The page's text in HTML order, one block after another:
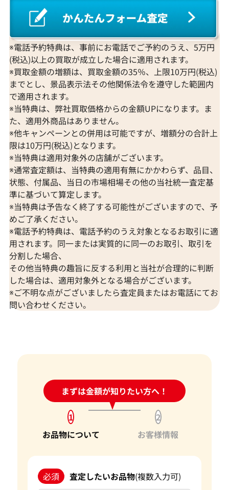
2024年3月24日時点 2023年9月24日
K18 ルビー・エメラルド・ダイヤモンド
ブローチ
参考買取価格
ASK
2021年11月12日時点
K18 ルビー・ダ
参考買取価格
2023年6月24日
K18 ルビー・ダイヤモンド ブローチ
参考買取価格
K18 ダイヤモン
参考買取価格
ASK
プラチナ 買取
プラチナインゴット 買取
Pt1000 買取
Pt950 買取
Pt900 買取
Pt850 買取
Pt&Pm 買取
銀･シルバー 買取
パラジウム 買取
ヴァシュロン・コンスタンタン 買取
A. ランゲ&
ゾーネ 買取
パネライ 買取
ブルガリ 買取
フランク ミュラー 買取
IWC 買取
買取可能な商品をもっと見る
※電話予約特典は、事前にお電話でご予約のうえ、5万円
(税込)以上の買取が成立した場合に適用されます。
※買取金額の増額は、買取金額の35％、上限10万円(税込)
までとし、景品表示法その他関係法令を遵守した範囲内
で適用されます。
※当特典は、弊社買取価格からの金額UPになります。ま
た、適用外商品はありません。
※他キャンペーンとの併用は可能ですが、増額分の合計上
限は10万円(税込)となります。
※当特典は適用対象外の店舗がございます。
※通常査定額は、当特典の適用有無にかかわらず、品目、
状態、付属品、当日の市場相場その他の当社統一査定基
準に基づいて算定します。
※当特典は予告なく終了する可能性がございますので、予
めご了承ください。
※電話予約特典は、電話予約のうえ対象となるお取引に適
用されます。同一または実質的に同一のお取引、取引を
分割した場合、
その他当特典の趣旨に反する利用と当社が合理的に判断
した場合は、適用対象外となる場合がございます。
※ご不明な点がございましたら査定員またはお電話にてお
問い合わせください。
まずは金額が知りたい方へ！
24時間受付中!問い合わせフォーム
1
お品物について
2
お客様情報
必須 査定したいお品物(複数入力可)